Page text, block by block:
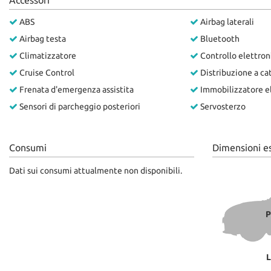
CHI SIAMO
ACQUISTIAMO LA TUA
AUTO
ABS
Airbag testa
Climatizzatore
Cruise Control
Frenata d'emergenza assistita
Sensori di parcheggio posteriori
Airbag laterali
Bluetooth
Controllo
Distribuzione a
Immobilizzatore
Servosterzo
Consumi
Dati sui consumi attualmente non disponibili.
Dimensioni
questi
strumenti
di
si
rimanda
cookie
policy.
e
modificare
le